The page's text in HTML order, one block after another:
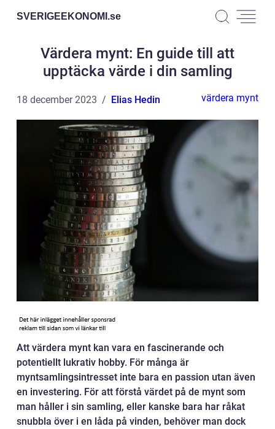
SVERIGEEKONOMI.se
Värdera mynt: En guide till att
upptäcka värde i din samling
18 december 2023 Elias Hedin värdera mynt
Att värdera mynt kan vara en fascinerande och
potentiellt lukrativ hobby. För många är
myntsamlingsintresset inte bara en passion utan även
en investering. För att förstå värdet på de mynt som
man håller i sin samling, eller kanske bara har råkat
snubbla över i en låda på vinden, behöver man dock